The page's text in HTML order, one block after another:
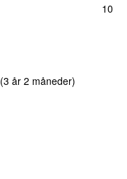
10
(3 år 2 måneder)